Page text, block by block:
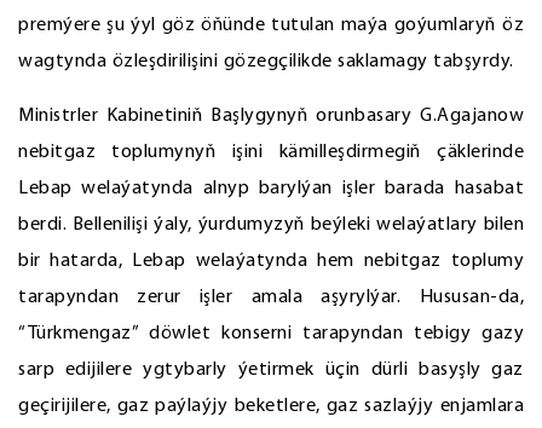
premýere şu ýyl göz öňünde tutulan maýa goýumlaryň öz
wagtynda özleşdirilişini gözegçilikde saklamagy tabşyrdy.
Ministrler Kabinetiniň Başlygynyň orunbasary G.Agajanow
nebitgaz toplumynyň işini kämilleşdirmegiň çäklerinde
Lebap welaýatynda alnyp barylýan işler barada hasabat
berdi. Bellenilişi ýaly, ýurdumyzyň beýleki welaýatlary bilen
bir hatarda, Lebap welaýatynda hem nebitgaz toplumy
tarapyndan zerur işler amala aşyrylýar. Hususan-da,
“Türkmengaz” döwlet konserni tarapyndan tebigy gazy
sarp edijilere ygtybarly ýetirmek üçin dürli basyşly gaz
geçirijilere, gaz paýlaýjy beketlere, gaz sazlaýjy enjamlara